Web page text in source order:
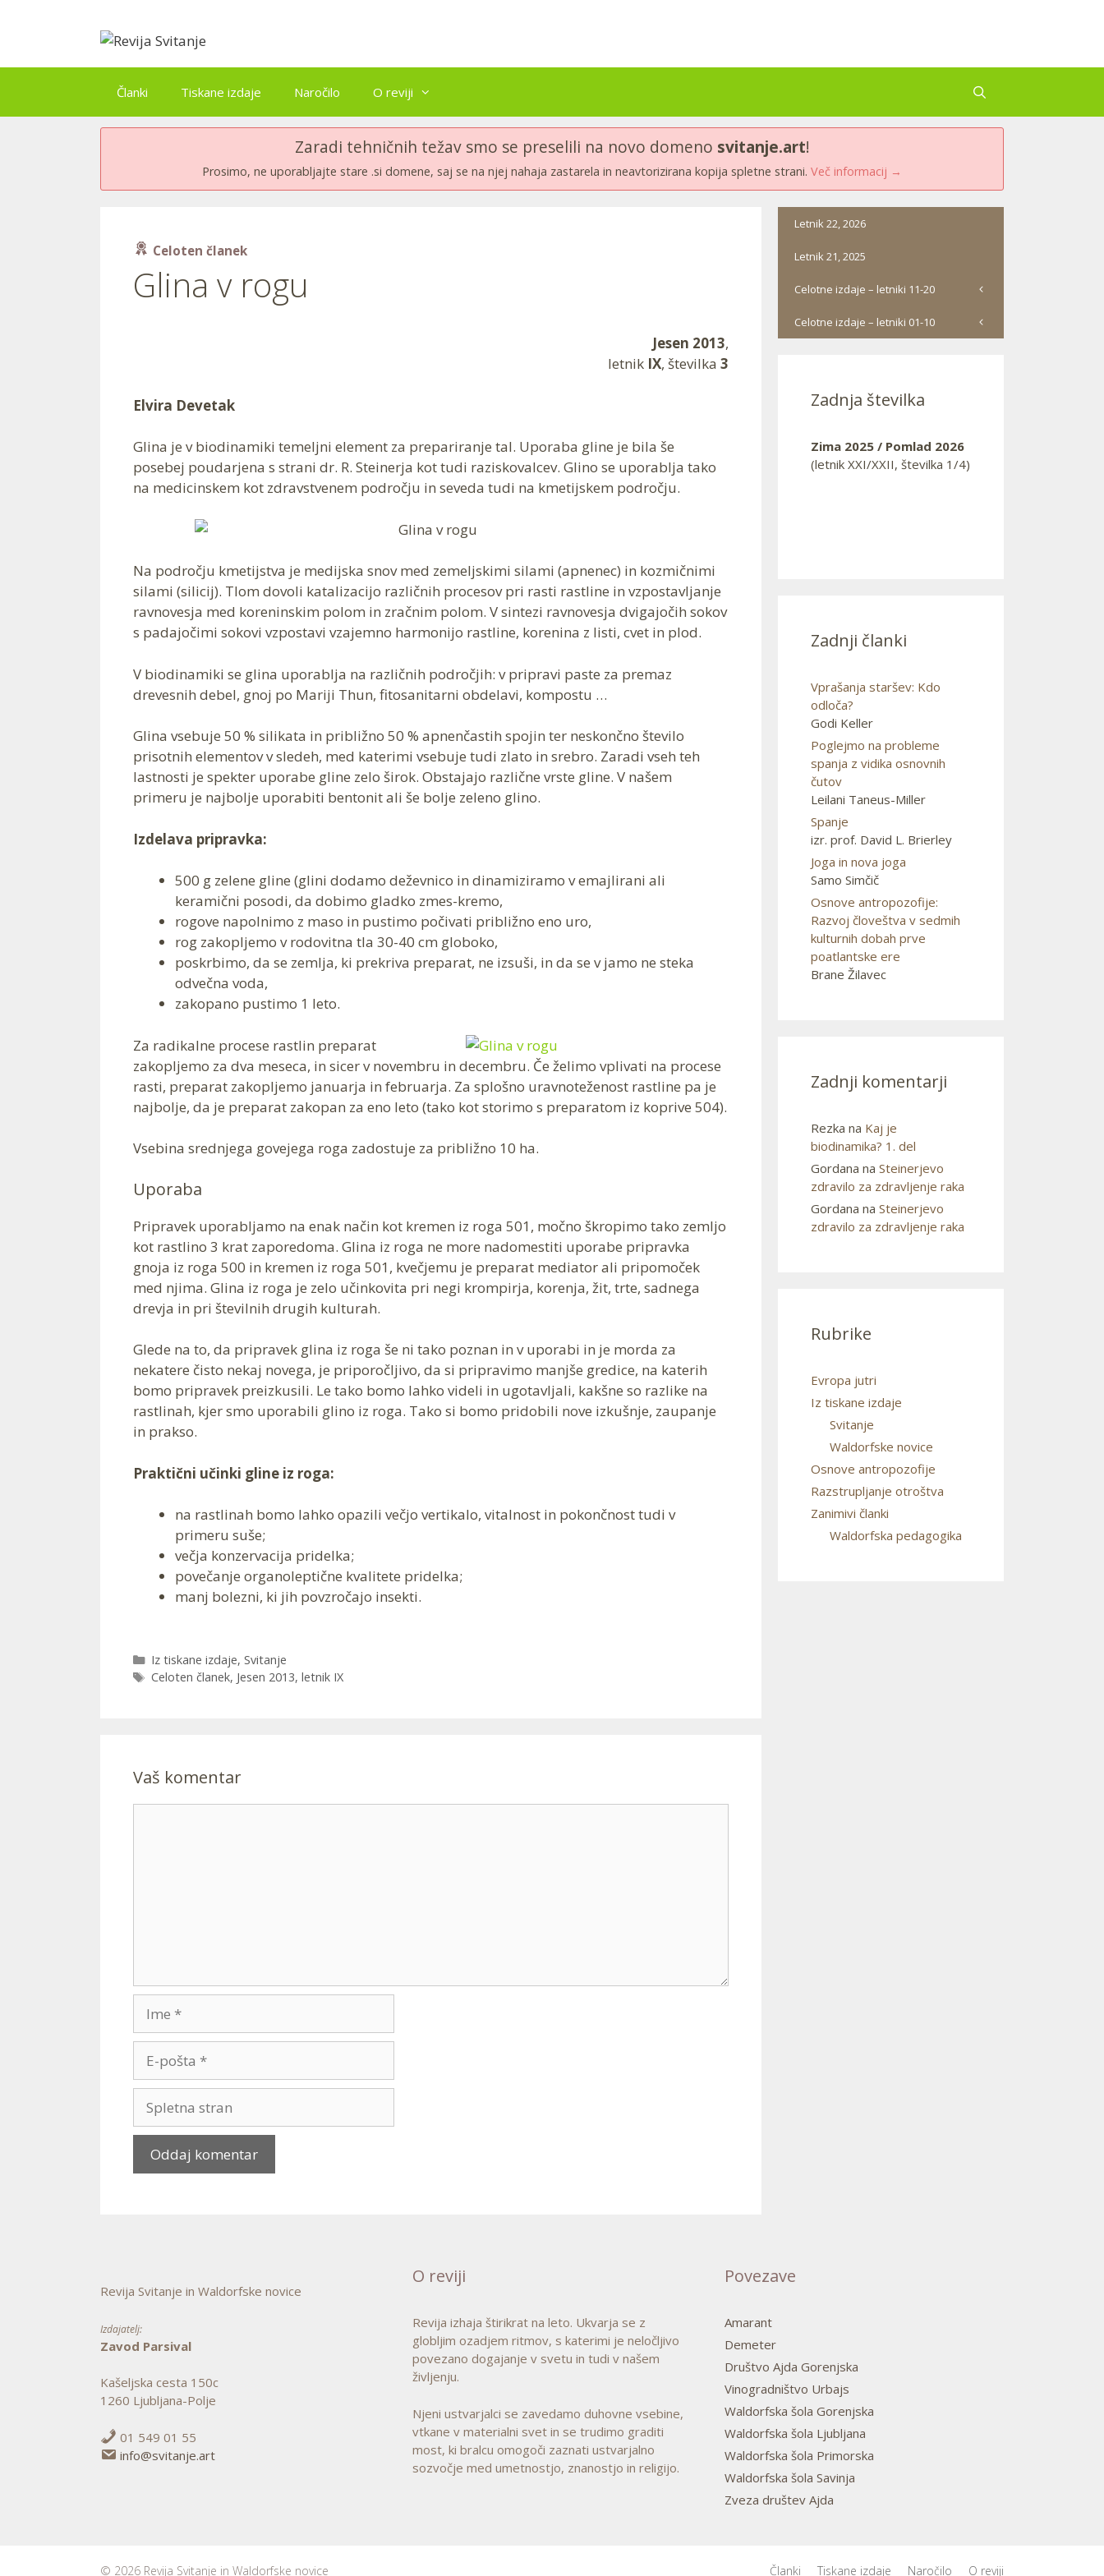
Članki Tiskane izdaje Naročilo O reviji
Zaradi tehničnih težav smo se preselili na novo domeno svitanje.art!
Prosimo, ne uporabljajte stare .si domene, saj se na njej nahaja zastarela in neavtorizirana kopija spletne strani. Več informacij →
Celoten članek
Glina v rogu
Jesen 2013,
letnik IX, številka 3
Elvira Devetak
Glina je v biodinamiki temeljni element za prepariranje tal. Uporaba gline je bila še
posebej poudarjena s strani dr. R. Steinerja kot tudi raziskovalcev. Glino se uporablja tako
na medicinskem kot zdravstvenem področju in seveda tudi na kmetijskem področju.
Na področju kmetijstva je medijska snov med zemeljskimi silami (apnenec) in kozmičnimi
silami (silicij). Tlom dovoli katalizacijo različnih procesov pri rasti rastline in vzpostavljanje
ravnovesja med koreninskim polom in zračnim polom. V sintezi ravnovesja dvigajočih sokov
s padajočimi sokovi vzpostavi vzajemno harmonijo rastline, korenina z listi, cvet in plod.
V biodinamiki se glina uporablja na različnih področjih: v pripravi paste za premaz
drevesnih debel, gnoj po Mariji Thun, fitosanitarni obdelavi, kompostu …
Glina vsebuje 50 % silikata in približno 50 % apnenčastih spojin ter neskončno število
prisotnih elementov v sledeh, med katerimi vsebuje tudi zlato in srebro. Zaradi vseh teh
lastnosti je spekter uporabe gline zelo širok. Obstajajo različne vrste gline. V našem
primeru je najbolje uporabiti bentonit ali še bolje zeleno glino.
Izdelava pripravka:
500 g zelene gline (glini dodamo deževnico in dinamiziramo v emajlirani ali
keramični posodi, da dobimo gladko zmes-kremo,
rogove napolnimo z maso in pustimo počivati približno eno uro,
rog zakopljemo v rodovitna tla 30-40 cm globoko,
poskrbimo, da se zemlja, ki prekriva preparat, ne izsuši, in da se v jamo ne steka
odvečna voda,
zakopano pustimo 1 leto.
Za radikalne procese rastlin preparat
zakopljemo za dva meseca, in sicer v novembru in decembru. Če želimo vplivati na procese
rasti, preparat zakopljemo januarja in februarja. Za splošno uravnoteženost rastline pa je
najbolje, da je preparat zakopan za eno leto (tako kot storimo s preparatom iz koprive 504).
Vsebina srednjega govejega roga zadostuje za približno 10 ha.
Uporaba
Pripravek uporabljamo na enak način kot kremen iz roga 501, močno škropimo tako zemljo
kot rastlino 3 krat zaporedoma. Glina iz roga ne more nadomestiti uporabe pripravka
gnoja iz roga 500 in kremen iz roga 501, kvečjemu je preparat mediator ali pripomoček
med njima. Glina iz roga je zelo učinkovita pri negi krompirja, korenja, žit, trte, sadnega
drevja in pri številnih drugih kulturah.
Glede na to, da pripravek glina iz roga še ni tako poznan in v uporabi in je morda za
nekatere čisto nekaj novega, je priporočljivo, da si pripravimo manjše gredice, na katerih
bomo pripravek preizkusili. Le tako bomo lahko videli in ugotavljali, kakšne so razlike na
rastlinah, kjer smo uporabili glino iz roga. Tako si bomo pridobili nove izkušnje, zaupanje
in prakso.
Praktični učinki gline iz roga:
na rastlinah bomo lahko opazili večjo vertikalo, vitalnost in pokončnost tudi v
primeru suše;
večja konzervacija pridelka;
povečanje organoleptične kvalitete pridelka;
manj bolezni, ki jih povzročajo insekti.
Categories
Iz tiskane izdaje, Svitanje
Tags
Celoten članek, Jesen 2013, letnik IX
Vaš komentar
pošta
stran
Letnik 22, 2026
Letnik 21, 2025
Celotne izdaje – letniki 11-20
Celotne izdaje – letniki 01-10
Zadnja številka
Zima 2025 / Pomlad 2026
(letnik XXI/XXII, številka 1/4)
Zadnji članki
Vprašanja staršev: Kdo
odloča?
Godi Keller
Poglejmo na probleme
spanja z vidika osnovnih
čutov
Leilani Taneus-Miller
Spanje
izr. prof. David L. Brierley
Joga in nova joga
Samo Simčič
Osnove antropozofije:
Razvoj človeštva v sedmih
kulturnih dobah prve
poatlantske ere
Brane Žilavec
Zadnji komentarji
Rezka na Kaj je
biodinamika? 1. del
Gordana na Steinerjevo
zdravilo za zdravljenje raka
Gordana na Steinerjevo
zdravilo za zdravljenje raka
Rubrike
Evropa jutri
Iz tiskane izdaje
Svitanje
Waldorfske novice
Osnove antropozofije
Razstrupljanje otroštva
Zanimivi članki
Waldorfska pedagogika
Revija Svitanje in Waldorfske novice
Izdajatelj:
Zavod Parsival
Kašeljska cesta 150c
1260 Ljubljana-Polje
01 549 01 55
info@svitanje.art
O reviji
Revija izhaja štirikrat na leto. Ukvarja se z
globljim ozadjem ritmov, s katerimi je neločljivo
povezano dogajanje v svetu in tudi v našem
življenju.
Njeni ustvarjalci se zavedamo duhovne vsebine,
vtkane v materialni svet in se trudimo graditi
most, ki bralcu omogoči zaznati ustvarjalno
sozvočje med umetnostjo, znanostjo in religijo.
Povezave
Amarant
Demeter
Društvo Ajda Gorenjska
Vinogradništvo Urbajs
Waldorfska šola Gorenjska
Waldorfska šola Ljubljana
Waldorfska šola Primorska
Waldorfska šola Savinja
Zveza društev Ajda
Članki Tiskane izdaje Naročilo O reviji
© 2026 Revija Svitanje in Waldorfske novice